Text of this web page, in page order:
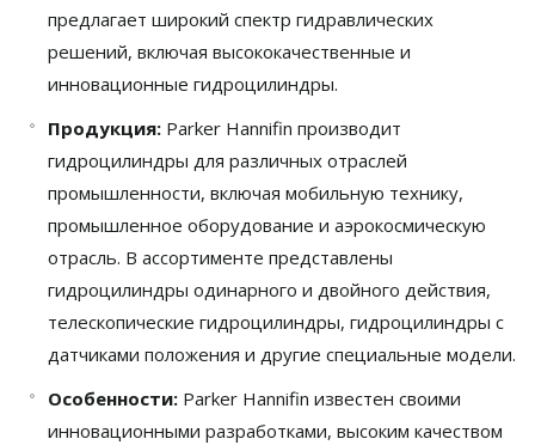
предлагает широкий спектр гидравлических
решений, включая высококачественные и
инновационные гидроцилиндры.
Продукция: Parker Hannifin производит
гидроцилиндры для различных отраслей
промышленности, включая мобильную технику,
промышленное оборудование и аэрокосмическую
отрасль. В ассортименте представлены
гидроцилиндры одинарного и двойного действия,
телескопические гидроцилиндры, гидроцилиндры с
датчиками положения и другие специальные модели.
Особенности: Parker Hannifin известен своими
инновационными разработками, высоким качеством